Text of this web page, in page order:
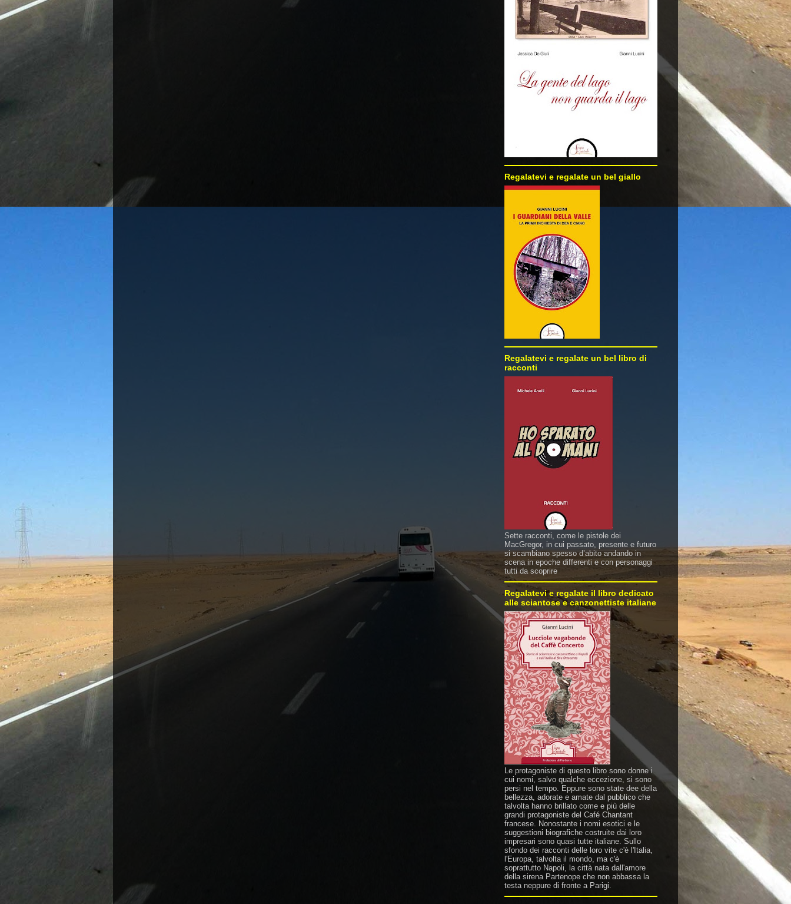
Regalatevi e regalate un bel giallo
Regalatevi e regalate un bel libro di
racconti
Sette racconti, come le pistole dei
MacGregor, in cui passato, presente e futuro
si scambiano spesso d’abito andando in
scena in epoche differenti e con personaggi
tutti da scoprire
Regalatevi e regalate il libro dedicato
alle sciantose e canzonettiste italiane
Le protagoniste di questo libro sono donne i
cui nomi, salvo qualche eccezione, si sono
persi nel tempo. Eppure sono state dee della
bellezza, adorate e amate dal pubblico che
talvolta hanno brillato come e più delle
grandi protagoniste del Café Chantant
francese. Nonostante i nomi esotici e le
suggestioni biografiche costruite dai loro
impresari sono quasi tutte italiane. Sullo
sfondo dei racconti delle loro vite c'è l'Italia,
l'Europa, talvolta il mondo, ma c'è
soprattutto Napoli, la città nata dall'amore
della sirena Partenope che non abbassa la
testa neppure di fronte a Parigi.